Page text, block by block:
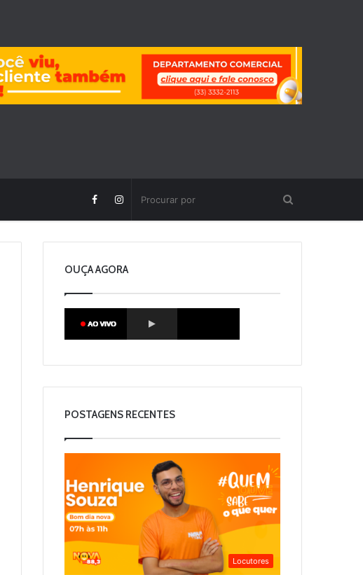
OUÇA AGORA
POSTAGENS RECENTES
Locutores